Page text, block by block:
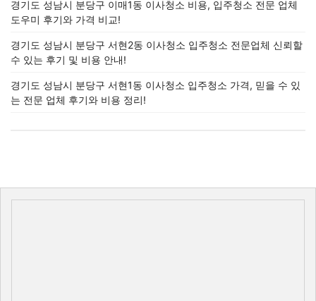
경기도 성남시 분당구 이매1동 이사청소 비용, 입주청소 전문 업체
도우미 후기와 가격 비교!
경기도 성남시 분당구 서현2동 이사청소 입주청소 전문업체 신뢰할
수 있는 후기 및 비용 안내!
경기도 성남시 분당구 서현1동 이사청소 입주청소 가격, 믿을 수 있
는 전문 업체 후기와 비용 정리!